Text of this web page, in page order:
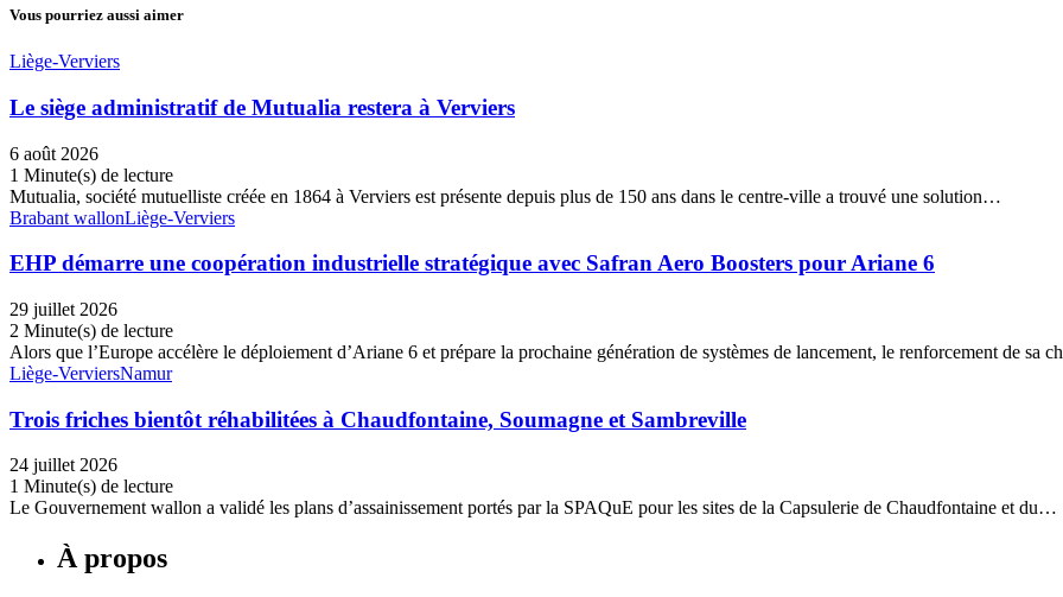
Vous pourriez aussi aimer
Liège-Verviers
Le siège administratif de Mutualia restera à Verviers
6 août 2026
1 Minute(s) de lecture
Mutualia, société mutuelliste créée en 1864 à Verviers est présente depuis plus de 150 ans dans le centre-ville a trouvé une solution…
Brabant wallonLiège-Verviers
EHP démarre une coopération industrielle stratégique avec Safran Aero Boosters pour Ariane 6
29 juillet 2026
2 Minute(s) de lecture
Alors que l’Europe accélère le déploiement d’Ariane 6 et prépare la prochaine génération de systèmes de lancement, le renforcement de sa
Liège-VerviersNamur
Trois friches bientôt réhabilitées à Chaudfontaine, Soumagne et Sambreville
24 juillet 2026
1 Minute(s) de lecture
Le Gouvernement wallon a validé les plans d’assainissement portés par la SPAQuE pour les sites de la Capsulerie de Chaudfontaine et du…
À propos